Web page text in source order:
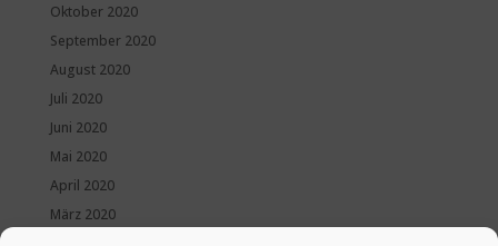
Oktober 2020
September 2020
August 2020
Juli 2020
Juni 2020
Mai 2020
April 2020
März 2020